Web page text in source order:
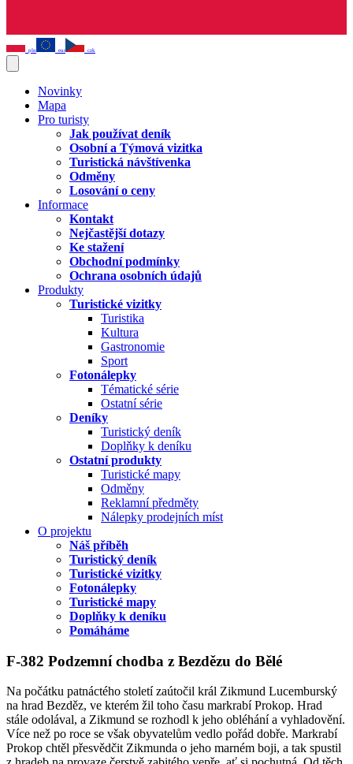
pln eur czk
Novinky
Mapa
Pro turisty
Jak používat deník
Osobní a Týmová vizitka
Turistická návštívenka
Odměny
Losování o ceny
Informace
Kontakt
Nejčastější dotazy
Ke stažení
Obchodní podmínky
Ochrana osobních údajů
Produkty
Turistické vizitky
Turistika
Kultura
Gastronomie
Sport
Fotonálepky
Tématické série
Ostatní série
Deníky
Turistický deník
Doplňky k deníku
Ostatní produkty
Turistické mapy
Odměny
Reklamní předměty
Nálepky prodejních míst
O projektu
Náš příběh
Turistický deník
Turistické vizitky
Fotonálepky
Turistické mapy
Doplňky k deníku
Pomáháme
F-382 Podzemní chodba z Bezdězu do Bělé
Na počátku patnáctého století zaútočil král Zikmund Lucemburský
na hrad Bezděz, ve kterém žil toho času markrabí Prokop. Hrad
stále odolával, a Zikmund se rozhodl k jeho obléhání a vyhladovění.
Více než po roce se však obyvatelům vedlo pořád dobře. Markrabí
Prokop chtěl přesvědčit Zikmunda o jeho marném boji, a tak spustil